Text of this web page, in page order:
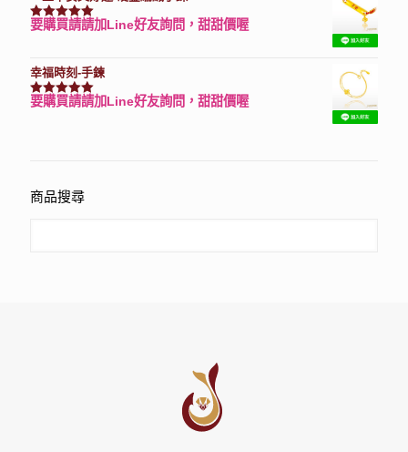
評分7740滿分 5
要購買請請加Line好友詢問，甜甜價喔
幸福時刻-手鍊
評分3150滿分 5
要購買請請加Line好友詢問，甜甜價喔
商品搜尋